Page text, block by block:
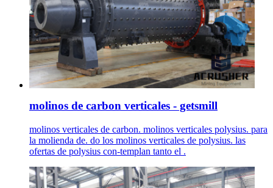
molinos de carbon verticales - getsmill
molinos verticales de carbon. molinos verticales polysius. para
la molienda de. do los molinos verticales de polysius. las
ofertas de polysius con-templan tanto el .